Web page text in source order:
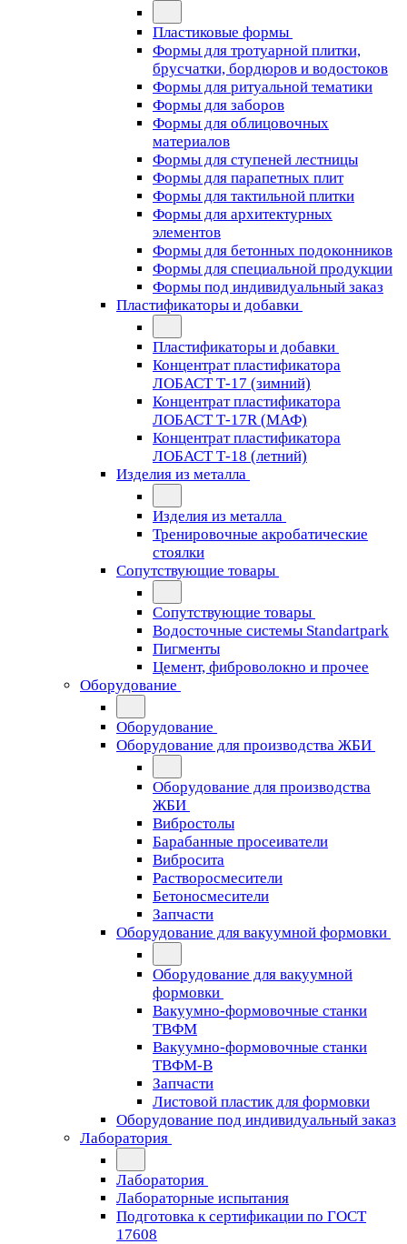
Пластиковые формы
Формы для тротуарной плитки,
брусчатки, бордюров и водостоков
Формы для ритуальной тематики
Формы для заборов
Формы для облицовочных
материалов
Формы для ступеней лестницы
Формы для парапетных плит
Формы для тактильной плитки
Формы для архитектурных
элементов
Формы для бетонных подоконников
Формы для специальной продукции
Формы под индивидуальный заказ
Пластификаторы и добавки
Пластификаторы и добавки
Концентрат пластификатора
ЛОБАСТ Т-17 (зимний)
Концентрат пластификатора
ЛОБАСТ Т-17R (МАФ)
Концентрат пластификатора
ЛОБАСТ Т-18 (летний)
Изделия из металла
Изделия из металла
Тренировочные акробатические
стоялки
Сопутствующие товары
Сопутствующие товары
Водосточные системы Standartpark
Пигменты
Цемент, фиброволокно и прочее
Оборудование
Оборудование
Оборудование для производства ЖБИ
Оборудование для производства
ЖБИ
Вибростолы
Барабанные просеиватели
Вибросита
Растворосмесители
Бетоносмесители
Запчасти
Оборудование для вакуумной формовки
Оборудование для вакуумной
формовки
Вакуумно-формовочные станки
ТВФМ
Вакуумно-формовочные станки
ТВФМ-В
Запчасти
Листовой пластик для формовки
Оборудование под индивидуальный заказ
Лаборатория
Лаборатория
Лабораторные испытания
Подготовка к сертификации по ГОСТ
17608